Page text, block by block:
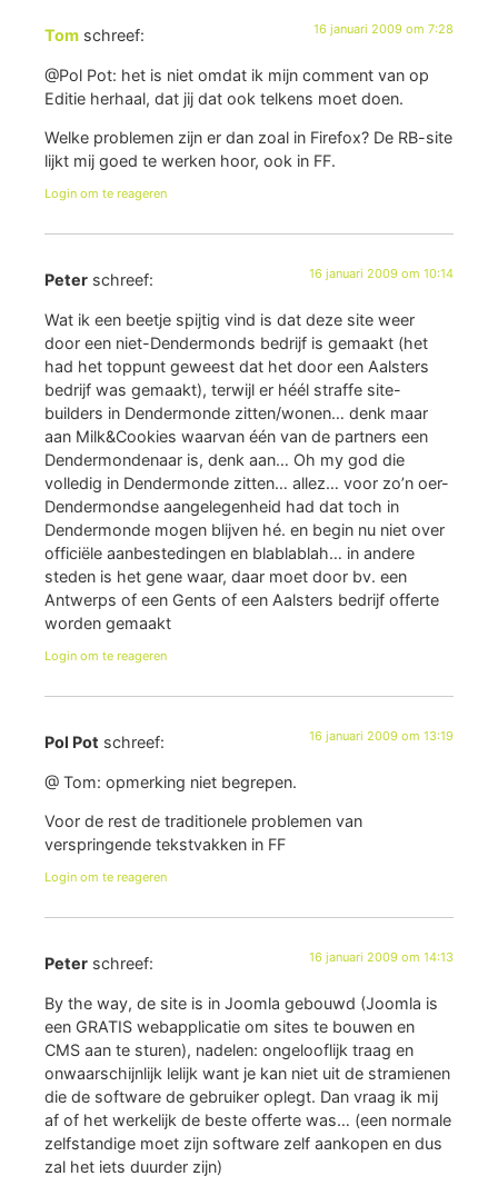
Tom schreef: 16 januari 2009 om 7:28
@Pol Pot: het is niet omdat ik mijn comment van op
Editie herhaal, dat jij dat ook telkens moet doen.
Welke problemen zijn er dan zoal in Firefox? De RB-site
lijkt mij goed te werken hoor, ook in FF.
Login om te reageren
Peter schreef: 16 januari 2009 om 10:14
Wat ik een beetje spijtig vind is dat deze site weer
door een niet-Dendermonds bedrijf is gemaakt (het
had het toppunt geweest dat het door een Aalsters
bedrijf was gemaakt), terwijl er héél straffe site-
builders in Dendermonde zitten/wonen… denk maar
aan Milk&Cookies waarvan één van de partners een
Dendermondenaar is, denk aan… Oh my god die
volledig in Dendermonde zitten… allez… voor zo’n oer-
Dendermondse aangelegenheid had dat toch in
Dendermonde mogen blijven hé. en begin nu niet over
officiële aanbestedingen en blablablah… in andere
steden is het gene waar, daar moet door bv. een
Antwerps of een Gents of een Aalsters bedrijf offerte
worden gemaakt
Login om te reageren
Pol Pot schreef: 16 januari 2009 om 13:19
@ Tom: opmerking niet begrepen.
Voor de rest de traditionele problemen van
verspringende tekstvakken in FF
Login om te reageren
Peter schreef: 16 januari 2009 om 14:13
By the way, de site is in Joomla gebouwd (Joomla is
een GRATIS webapplicatie om sites te bouwen en
CMS aan te sturen), nadelen: ongelooflijk traag en
onwaarschijnlijk lelijk want je kan niet uit de stramienen
die de software de gebruiker oplegt. Dan vraag ik mij
af of het werkelijk de beste offerte was… (een normale
zelfstandige moet zijn software zelf aankopen en dus
zal het iets duurder zijn)